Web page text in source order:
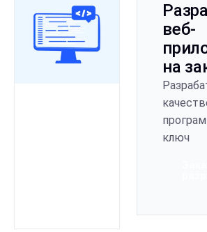
веб-
на
ключ